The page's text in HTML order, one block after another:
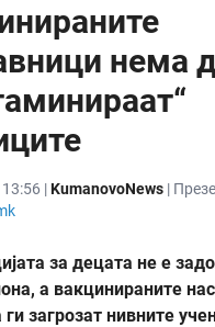
нема
|KumanovoNews |
за децата не е
а вакцинираните
загрозат нивните